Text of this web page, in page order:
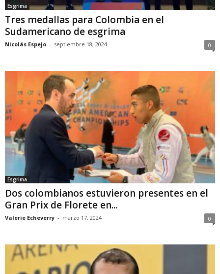
Esgrima
Tres medallas para Colombia en el
Sudamericano de esgrima
Nicolás Espejo - septiembre 18, 2024 0
Esgrima
Dos colombianos estuvieron presentes en el
Gran Prix de Florete en...
Valerie Echeverry - marzo 17, 2024 0